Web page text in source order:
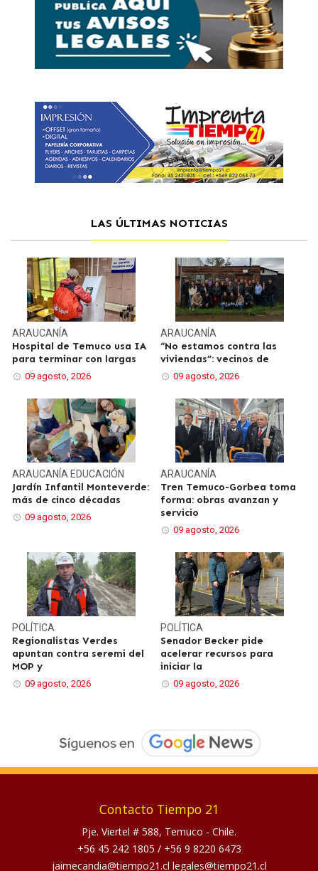
LAS ÚLTIMAS NOTICIAS
ARAUCANÍA
Hospital de Temuco usa IA
para terminar con largas
09 agosto, 2026
ARAUCANÍA
“No estamos contra las
viviendas”: vecinos de
09 agosto, 2026
ARAUCANÍA EDUCACIÓN
Jardín Infantil Monteverde:
más de cinco décadas
09 agosto, 2026
ARAUCANÍA
Tren Temuco-Gorbea toma
forma: obras avanzan y
servicio
09 agosto, 2026
POLÍTICA
Regionalistas Verdes
apuntan contra seremi del
MOP y
09 agosto, 2026
POLÍTICA
Senador Becker pide
acelerar recursos para
iniciar la
09 agosto, 2026
Contacto Tiempo 21
Pje. Viertel # 588, Temuco - Chile.
+56 45 242 1805 / +56 9 8220 6473
jaimecandia@tiempo21.cl legales@tiempo21.cl